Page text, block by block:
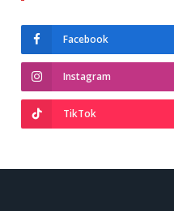
Facebook
Instagram
TikTok